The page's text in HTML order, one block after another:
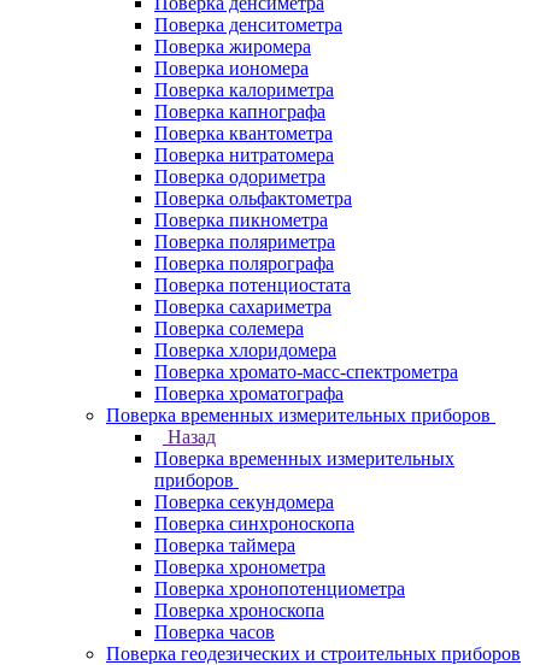
Поверка денситометра
Поверка жиромера
Поверка иономера
Поверка калориметра
Поверка капнографа
Поверка квантометра
Поверка нитратомера
Поверка одориметра
Поверка ольфактометра
Поверка пикнометра
Поверка поляриметра
Поверка полярографа
Поверка потенциостата
Поверка сахариметра
Поверка солемера
Поверка хлоридомера
Поверка хромато-масс-спектрометра
Поверка хроматографа
Поверка временных измерительных приборов
Назад
Поверка временных измерительных
приборов
Поверка секундомера
Поверка синхроноскопа
Поверка таймера
Поверка хронометра
Поверка хронопотенциометра
Поверка хроноскопа
Поверка часов
Поверка геодезических и строительных приборов